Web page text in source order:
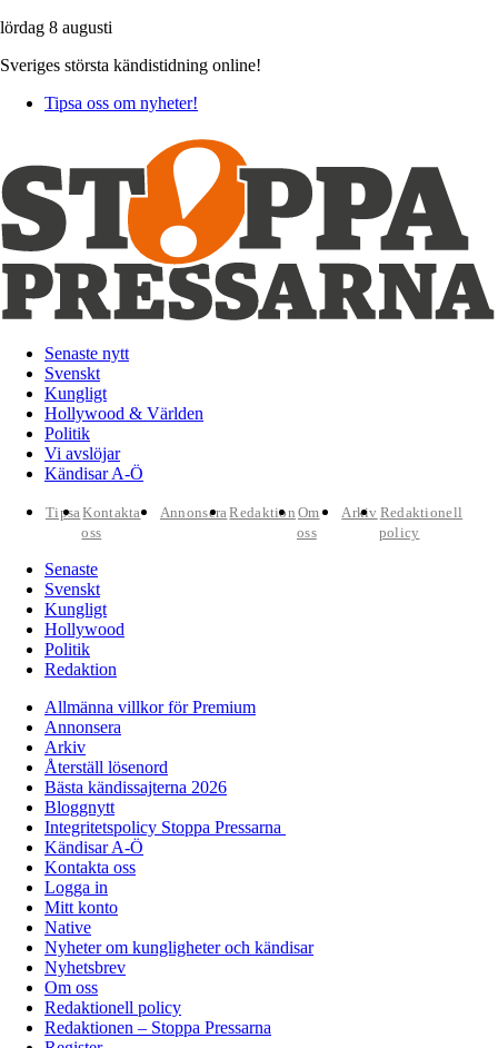
lördag 8 augusti
Sveriges största kändistidning online!
Tipsa oss om nyheter!
Senaste nytt
Svenskt
Kungligt
Hollywood & Världen
Politik
Vi avslöjar
Kändisar A-Ö
TipsaKontakta
oss
AnnonseraRedaktion Om
oss
Arkiv Redaktionell
policy
Senaste
Svenskt
Kungligt
Hollywood
Politik
Redaktion
Allmänna villkor för Premium
Annonsera
Arkiv
Återställ lösenord
Bästa kändissajterna 2026
Bloggnytt
Integritetspolicy Stoppa Pressarna
Kändisar A-Ö
Kontakta oss
Logga in
Mitt konto
Native
Nyheter om kungligheter och kändisar
Nyhetsbrev
Om oss
Redaktionell policy
Redaktionen – Stoppa Pressarna